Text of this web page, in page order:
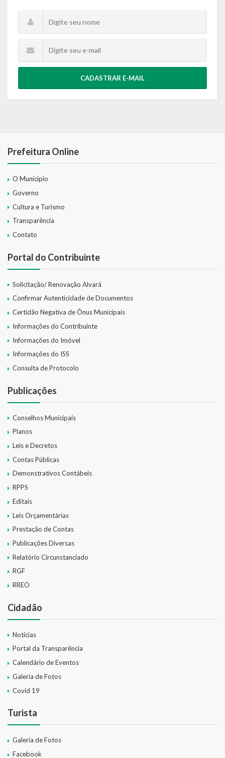
CADASTRAR E-MAIL
Prefeitura Online
O Município
Governo
Cultura e Turismo
Transparência
Contato
Portal do Contribuinte
Solicitação/ Renovação Alvará
Confirmar Autenticidade de Documentos
Certidão Negativa de Ônus Municipais
Informações do Contribuinte
Informações do Imóvel
Informações do ISS
Consulta de Protocolo
Publicações
Conselhos Municipais
Planos
Leis e Decretos
Contas Públicas
Demonstrativos Contábeis
RPPS
Editais
Leis Orçamentárias
Prestação de Contas
Publicações Diversas
Relatório Circunstanciado
RGF
RREO
Cidadão
Notícias
Portal da Transparência
Calendário de Eventos
Galeria de Fotos
Covid 19
Turista
Galeria de Fotos
Facebook